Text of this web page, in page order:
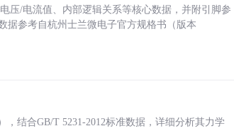
压/电流值、内部逻辑关系等核心数据，并附引脚参
据参考自杭州士兰微电子官方规格书（版本
结合GB/T 5231-2012标准数据，详细分析其力学